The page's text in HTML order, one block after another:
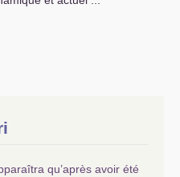
qu’après avoir été